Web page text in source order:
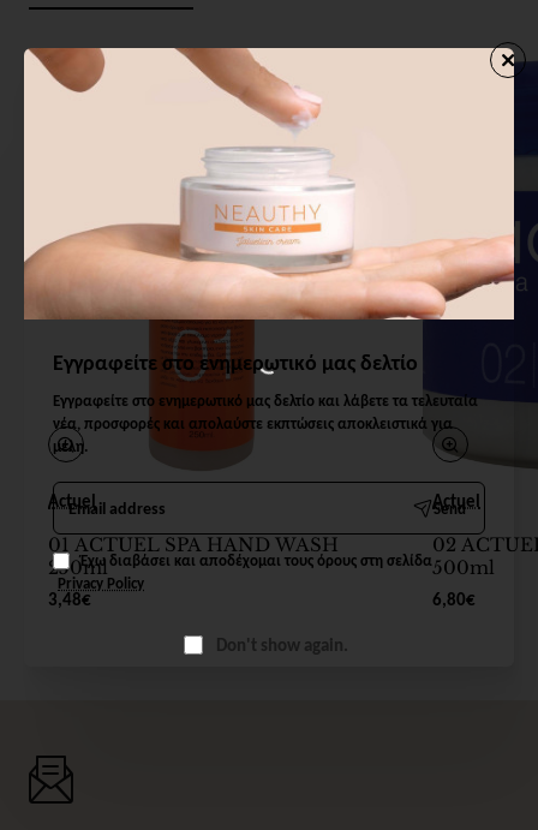
Εγγραφείτε στο ενημερωτικό μας δελτίο
Εγγραφείτε στο ενημερωτικό μας δελτίο και λάβετε τα τελευταία
νέα, προσφορές και απολαύστε εκπτώσεις αποκλειστικά για
μέλη.
Email
address
Send
Έχω διαβάσει και αποδέχομαι τους όρους στη σελίδα
Privacy Policy
Don't show again.
Actuel
01 ACTUEL SPA HAND WASH
250ml
3,48€
Actuel
02
500ml
6,80€